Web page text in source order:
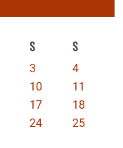
S S
3
4
10
11
17
18
24
25